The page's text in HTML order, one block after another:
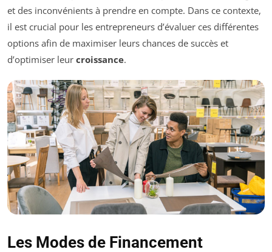
et des inconvénients à prendre en compte. Dans ce contexte,
il est crucial pour les entrepreneurs d’évaluer ces différentes
options afin de maximiser leurs chances de succès et
d’optimiser leur croissance.
Les Modes de Financement